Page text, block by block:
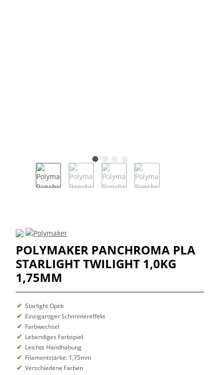
POLYMAKER PANCHROMA PLA
STARLIGHT TWILIGHT 1,0KG
1,75MM
Starlight Optik
Einzigartiger Schimmereffekt
Farbwechsel
Lebendiges Farbspiel
Leichte Handhabung
Filamentstärke: 1,75mm
Verschiedene Farben